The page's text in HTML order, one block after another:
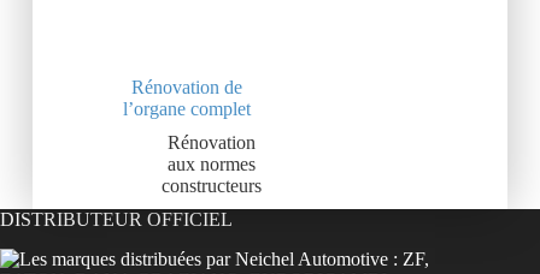
Rénovation de
l’organe complet
Rénovation
aux normes
constructeurs
DISTRIBUTEUR OFFICIEL